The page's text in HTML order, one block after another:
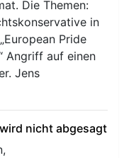
Die Themen:
in
Pride
Angriff auf einen
Jens
nicht abgesagt